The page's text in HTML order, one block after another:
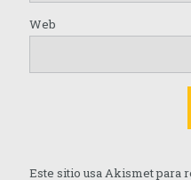
Web
Este sitio usa Akismet para